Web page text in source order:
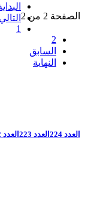
الصفحة 2 من 2
التالي
1
2
السابق
النهاية
العدد 224 العدد 223 العدد 222